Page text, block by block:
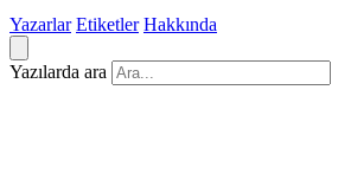
Yazarlar Etiketler Hakkında
Yazılarda ara